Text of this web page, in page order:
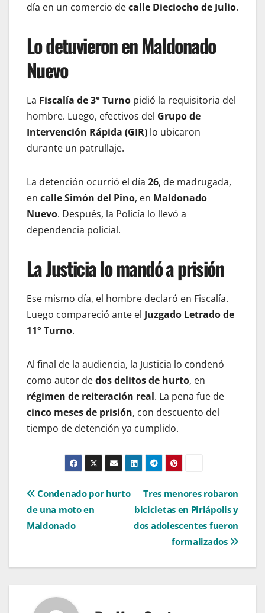
día en un comercio decalle Dieciocho de Julio.
Lo detuvieron en Maldonado
Nuevo
La Fiscalía de 3° Turno pidió la requisitoria del
hombre. Luego, efectivos del Grupo de
Intervención Rápida (GIR) lo ubicaron
durante un patrullaje.
La detención ocurrió el día 26, de madrugada,
en calle Simón del Pino, en Maldonado
Nuevo. Después, la Policía lo llevó a
dependencia policial.
La Justicia lo mandó a prisión
Ese mismo día, el hombre declaró en Fiscalía.
Luego compareció ante el Juzgado Letrado de
11° Turno.
Al final de la audiencia, la Justicia lo condenó
como autor dedos delitos de hurto, en
régimen de reiteración real. La pena fue de
cinco meses de prisión, con descuento del
tiempo de detención ya cumplido.
Navegación
de
Tres menores robaron
bicicletas en Piriápolis y
dos adolescentes fueron
formalizados
Condenado por hurto
de una moto en
Maldonado